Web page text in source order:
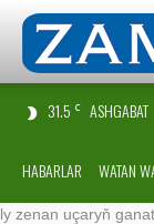
31.5 C ASHGABAT
HABARLAR WATAN
çykdy ·